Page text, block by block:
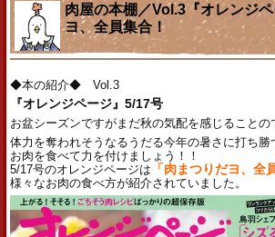
肉屋の本棚／Vol.3『オレンジ
ヨ、全員集合！
◆本の紹介◆ Vol.3
『オレンジページ』5/17号
お盆シーズンですがまだ秋の気配を感じることの
体力を奪われそうなるうだる今年の暑さに打ち勝
お肉を食べて力を付けましょう！！
5/17号のオレンジページは 「肉まつりだヨ、全
様々なお肉の食べ方が紹介されていました。